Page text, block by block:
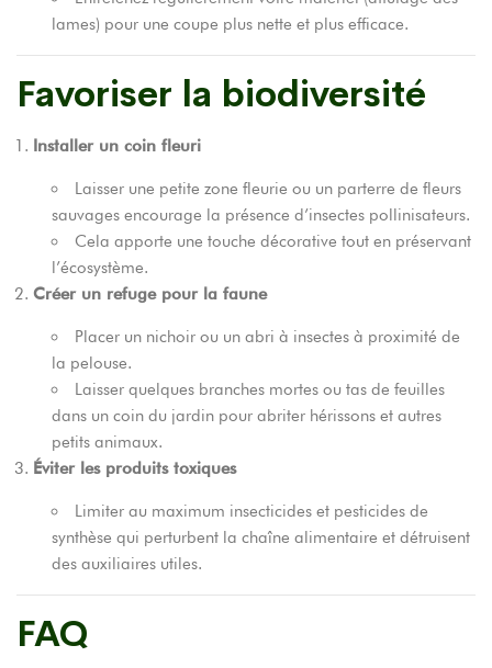
lames) pour une coupe plus nette et plus efficace.
Favoriser la biodiversité
Installer un coin fleuri
Laisser une petite zone fleurie ou un parterre de fleurs
sauvages encourage la présence d’insectes pollinisateurs.
Cela apporte une touche décorative tout en préservant
l’écosystème.
Créer un refuge pour la faune
Placer un nichoir ou un abri à insectes à proximité de
la pelouse.
Laisser quelques branches mortes ou tas de feuilles
dans un coin du jardin pour abriter hérissons et autres
petits animaux.
Éviter les produits toxiques
Limiter au maximum insecticides et pesticides de
synthèse qui perturbent la chaîne alimentaire et détruisent
des auxiliaires utiles.
FAQ